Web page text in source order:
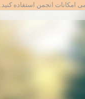
امکانات انجمن استفاده کنید.